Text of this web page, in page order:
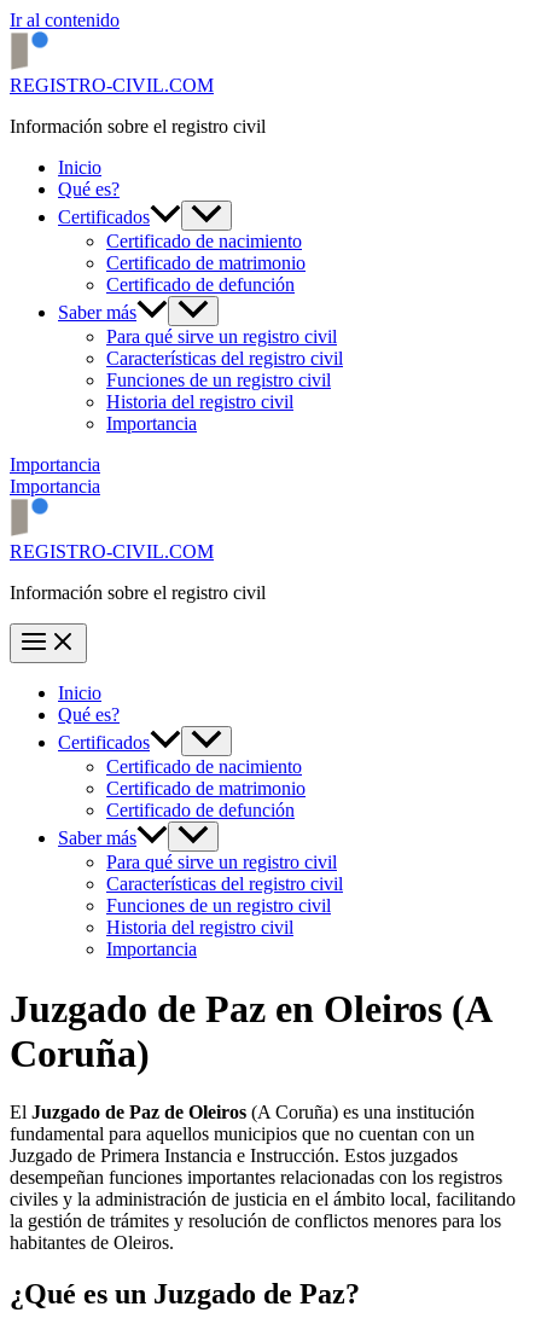
Ir al contenido
REGISTRO-CIVIL.COM
Información sobre el registro civil
Inicio
Qué es?
Certificados
Certificado de nacimiento
Certificado de matrimonio
Certificado de defunción
Saber más
Para qué sirve un registro civil
Características del registro civil
Funciones de un registro civil
Historia del registro civil
Importancia
Importancia
Importancia
REGISTRO-CIVIL.COM
Información sobre el registro civil
Inicio
Qué es?
Certificados
Certificado de nacimiento
Certificado de matrimonio
Certificado de defunción
Saber más
Para qué sirve un registro civil
Características del registro civil
Funciones de un registro civil
Historia del registro civil
Importancia
Juzgado de Paz en Oleiros (A
Coruña)
El Juzgado de Paz de Oleiros (A Coruña) es una institución
fundamental para aquellos municipios que no cuentan con un
Juzgado de Primera Instancia e Instrucción. Estos juzgados
desempeñan funciones importantes relacionadas con los registros
civiles y la administración de justicia en el ámbito local, facilitando
la gestión de trámites y resolución de conflictos menores para los
habitantes de Oleiros.
¿Qué es un Juzgado de Paz?